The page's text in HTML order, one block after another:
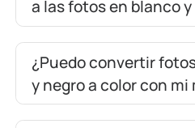
a las fotos en blanco
¿Puedo convertir
y negro a color con mi